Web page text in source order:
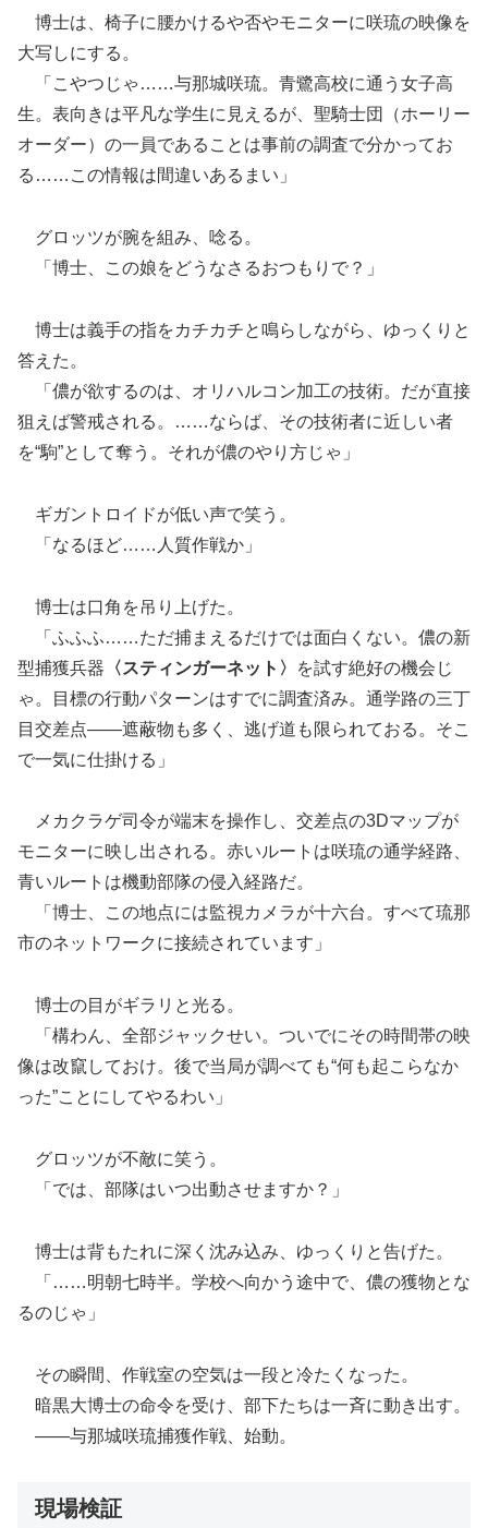
博士は、椅子に腰かけるや否やモニターに咲琉の映像を
大写しにする。
「こやつじゃ……与那城咲琉。青鷺高校に通う女子高
生。表向きは平凡な学生に見えるが、聖騎士団（ホーリー
オーダー）の一員であることは事前の調査で分かってお
る……この情報は間違いあるまい」
グロッツが腕を組み、唸る。
「博士、この娘をどうなさるおつもりで？」
博士は義手の指をカチカチと鳴らしながら、ゆっくりと
答えた。
「儂が欲するのは、オリハルコン加工の技術。だが直接
狙えば警戒される。……ならば、その技術者に近しい者
を“駒”として奪う。それが儂のやり方じゃ」
ギガントロイドが低い声で笑う。
「なるほど……人質作戦か」
博士は口角を吊り上げた。
「ふふふ……ただ捕まえるだけでは面白くない。儂の新
型捕獲兵器 〈スティンガーネット〉
を試す絶好の機会じ
ゃ。目標の行動パターンはすでに調査済み。通学路の三丁
目交差点――遮蔽物も多く、逃げ道も限られておる。そこ
で一気に仕掛ける」
メカクラゲ司令が端末を操作し、交差点の3Dマップが
モニターに映し出される。赤いルートは咲琉の通学経路、
青いルートは機動部隊の侵入経路だ。
「博士、この地点には監視カメラが十六台。すべて琉那
市のネットワークに接続されています」
博士の目がギラリと光る。
「構わん、全部ジャックせい。ついでにその時間帯の映
像は改竄しておけ。後で当局が調べても“何も起こらなか
った”ことにしてやるわい」
グロッツが不敵に笑う。
「では、部隊はいつ出動させますか？」
博士は背もたれに深く沈み込み、ゆっくりと告げた。
「……明朝七時半。学校へ向かう途中で、儂の獲物とな
るのじゃ」
その瞬間、作戦室の空気は一段と冷たくなった。
暗黒大博士の命令を受け、部下たちは一斉に動き出す。
――与那城咲琉捕獲作戦、始動。
現場検証